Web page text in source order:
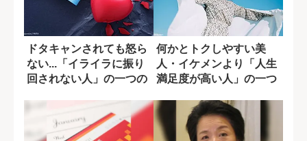
ドタキャンされても怒ら
ない...「イライラに振り
回されない人」の一つの
何かとトクしやすい美
人・イケメンより「人生
満足度が高い人」の一つ